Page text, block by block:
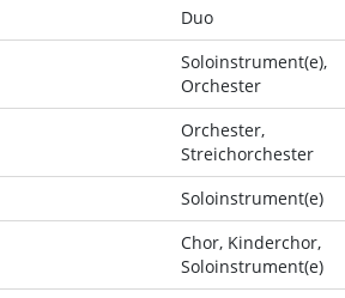
Duo
Soloinstrument(e),
Orchester
Orchester,
Streichorchester
Soloinstrument(e)
Chor, Kinderchor,
Soloinstrument(e)